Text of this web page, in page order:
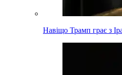
Навіщо Трамп грає з